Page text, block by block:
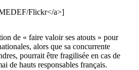
Flickr</a>]
de « faire valoir ses atouts » pour
alors que sa concurrente
pourrait être fragilisée en cas de
de hauts responsables français.